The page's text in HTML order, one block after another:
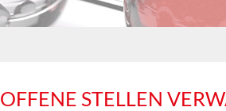
OFFENE STELLEN